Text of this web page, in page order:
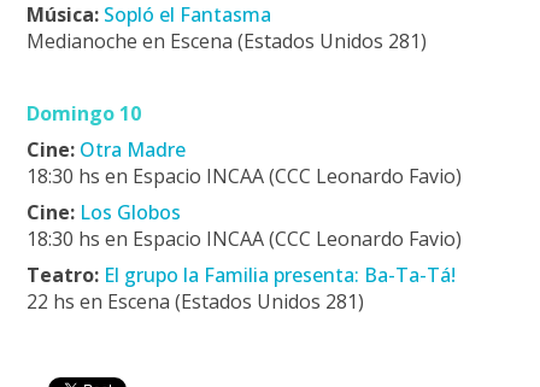
Música: Sopló el Fantasma
Medianoche en Escena (Estados Unidos 281)
Domingo 10
Cine: Otra Madre
18:30 hs en Espacio INCAA (CCC Leonardo Favio)
Cine: Los Globos
18:30 hs en Espacio INCAA (CCC Leonardo Favio)
Teatro: El grupo la Familia presenta: Ba-Ta-Tá!
22 hs en Escena (Estados Unidos 281)